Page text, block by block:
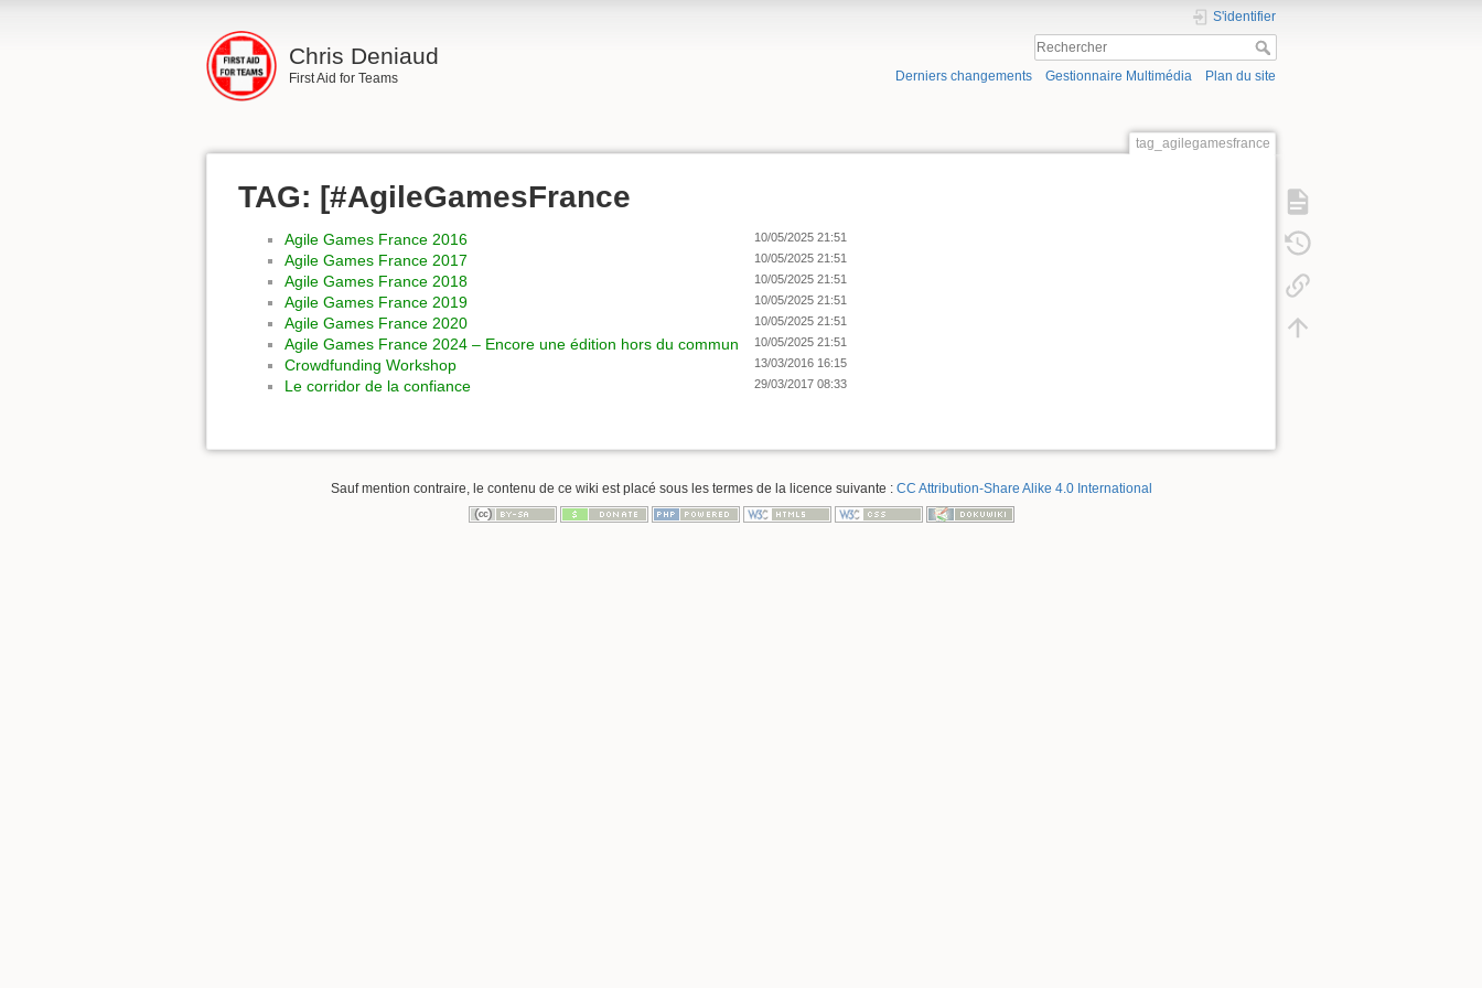
Chris Deniaud
First Aid for Teams
S'identifier
Derniers changements Gestionnaire Multimédia Plan du site
tag_agilegamesfrance
TAG: [#AgileGamesFrance
Agile Games France 2016 10/05/2025 21:51
Agile Games France 2017 10/05/2025 21:51
Agile Games France 2018 10/05/2025 21:51
Agile Games France 2019 10/05/2025 21:51
Agile Games France 2020 10/05/2025 21:51
Agile Games France 2024 – Encore une édition hors du commun 10/05/2025 21:51
Crowdfunding Workshop 13/03/2016 16:15
Le corridor de la confiance 29/03/2017 08:33
Sauf mention contraire, le contenu de ce wiki est placé sous les termes de la licence suivante : CC Attribution-Share Alike 4.0 International